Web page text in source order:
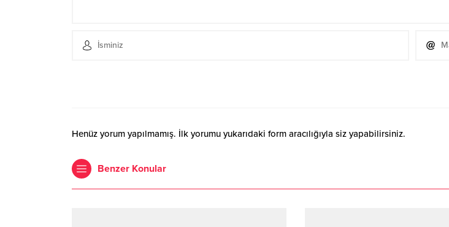
Henüz yorum yapılmamış. İlk yorumu yukarıdaki form aracılığıyla siz yapabilirsiniz.
Benzer Konular